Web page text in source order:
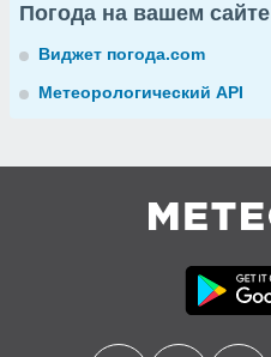
Погода на вашем сайте
Виджет погода.com
Метеорологический API